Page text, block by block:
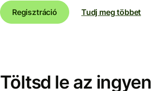
Regisztráció
Tudj meg többet
Töltsd le az